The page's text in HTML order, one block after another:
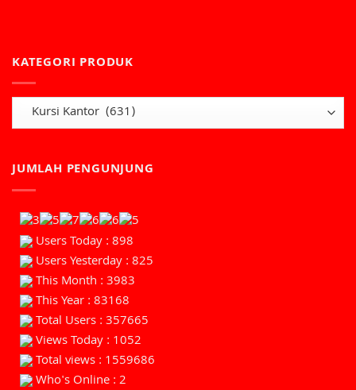
KATEGORI PRODUK
JUMLAH PENGUNJUNG
Users Today : 898
Users Yesterday : 825
This Month : 3983
This Year : 83168
Total Users : 357665
Views Today : 1052
Total views : 1559686
Who's Online : 2